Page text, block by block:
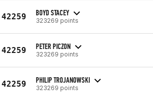
42259 BOYD STACEY
323269 points
42259 PETER PICZON
323269 points
42259 PHILIP TROJANOWSKI
323269 points